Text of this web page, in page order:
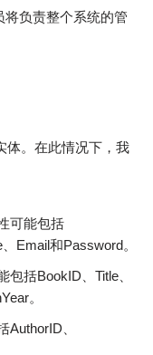
负责整个系统的管
体。在此情况下，我
可能包括
Email和Password。
包括BookID、Title、
。
AuthorID、